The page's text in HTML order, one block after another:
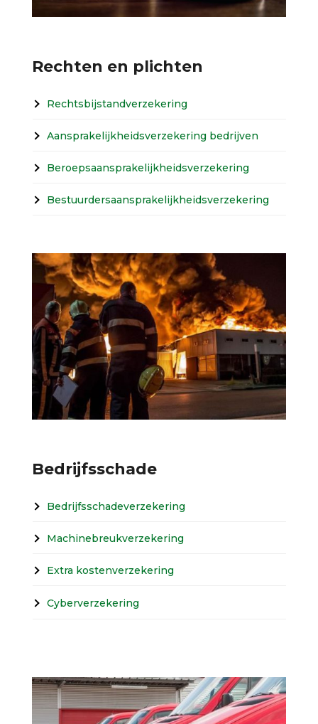
Rechten en plichten
Rechtsbijstandverzekering
Aansprakelijkheidsverzekering bedrijven
Beroepsaansprakelijkheidsverzekering
Bestuurdersaansprakelijkheidsverzekering
Bedrijfsschade
Bedrijfsschadeverzekering
Machinebreukverzekering
Extra kostenverzekering
Cyberverzekering